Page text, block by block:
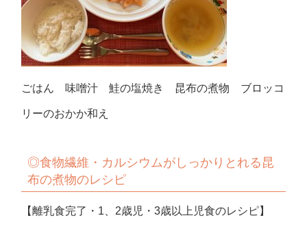
ごはん 味噌汁 鮭の塩焼き 昆布の煮物 ブロッコ
リーのおかか和え
◎食物繊維・カルシウムがしっかりとれる昆
布の煮物のレシピ
【離乳食完了・1、2歳児・3歳以上児食のレシピ】